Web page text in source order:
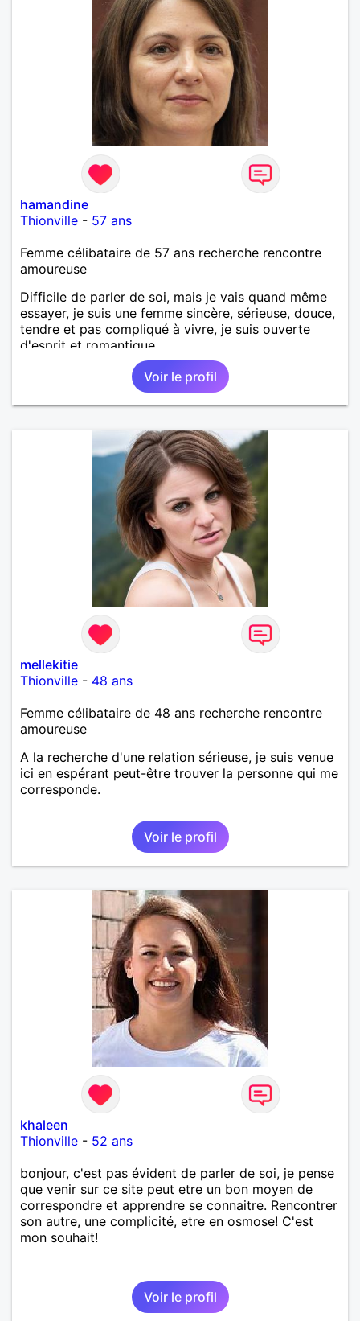
hamandine
Thionville - 57 ans
Femme célibataire de 57 ans recherche rencontre
amoureuse
Difficile de parler de soi, mais je vais quand même
essayer, je suis une femme sincère, sérieuse, douce,
tendre et pas compliqué à vivre, je suis ouverte
d'esprit et romantique.
Voir le profil
mellekitie
Thionville - 48 ans
Femme célibataire de 48 ans recherche rencontre
amoureuse
A la recherche d'une relation sérieuse, je suis venue
ici en espérant peut-être trouver la personne qui me
corresponde.
Voir le profil
khaleen
Thionville - 52 ans
bonjour, c'est pas évident de parler de soi, je pense
que venir sur ce site peut etre un bon moyen de
correspondre et apprendre se connaitre. Rencontrer
son autre, une complicité, etre en osmose! C'est
mon souhait!
Voir le profil